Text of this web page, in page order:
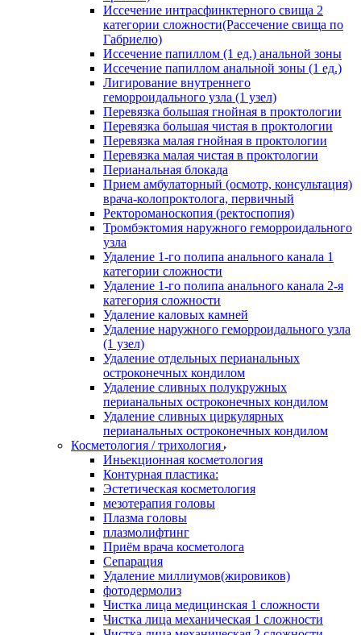
Иссечение интрасфинктерного свища 2
категории сложности(Рассечение свища по
Габриелю)
Иссечение папиллом (1 ед.) анальной зоны
Иссечение папиллом анальной зоны (1 ед.)
Лигирование внутреннего
геморроидального узла (1 узел)
Перевязка большая гнойная в проктологии
Перевязка большая чистая в проктологии
Перевязка малая гнойная в проктологии
Перевязка малая чистая в проктологии
Перианальная блокада
Прием амбулаторный (осмотр, консультация)
врача-колопроктолога, первичный
Ректороманоскопия (ректоспопия)
Тромбэктомия наружного геморроидального
узла
Удаление 1-го полипа анального канала 1
категории сложности
Удаление 1-го полипа анального канала 2-я
категория сложности
Удаление каловых камней
Удаление наружного геморроидального узла
(1 узел)
Удаление отдельных перианальных
остроконечных кондилом
Удаление сливных полукружных
перианальных остроконечных кондилом
Удаление сливных циркулярных
перианальных остроконечных кондилом
Косметология / трихология
Иньекционная косметология
Контурная пластика:
Эстетическая косметология
мезотерапия головы
Плазма головы
плазмолифтинг
Приём врача косметолога
Сепарация
Удаление миллиумов(жировиков)
фотодермолиз
Чистка лица медицинская 1 сложности
Чистка лица механическая 1 сложности